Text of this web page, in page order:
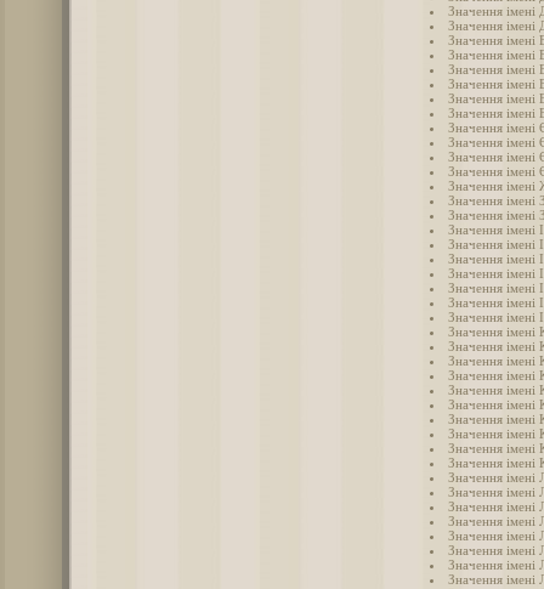
Значення імені
Значення імені
Значення імені
Значення імені
Значення імені
Значення імені
Значення імені
Значення імені
Значення імені
Значення імені
Значення імені
Значення імені
Значення імені
Значення імені
Значення імені
Значення імені
Значення імені
Значення імені
Значення імені
Значення імені
Значення імені
Значення імені
Значення імені
Значення імені
Значення імені
Значення імені
Значення імені
Значення імені
Значення імені
Значення імені
Значення імені
Значення імені
Значення імені
Значення імені
Значення імені
Значення імені
Значення імені
Значення імені
Значення імені
Значення імені